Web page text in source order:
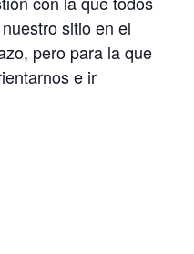
sitio en el
pero para la que
e ir